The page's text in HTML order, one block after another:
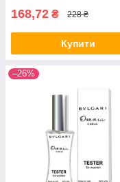
168,72 ₴ 228 ₴
Купити
–26%